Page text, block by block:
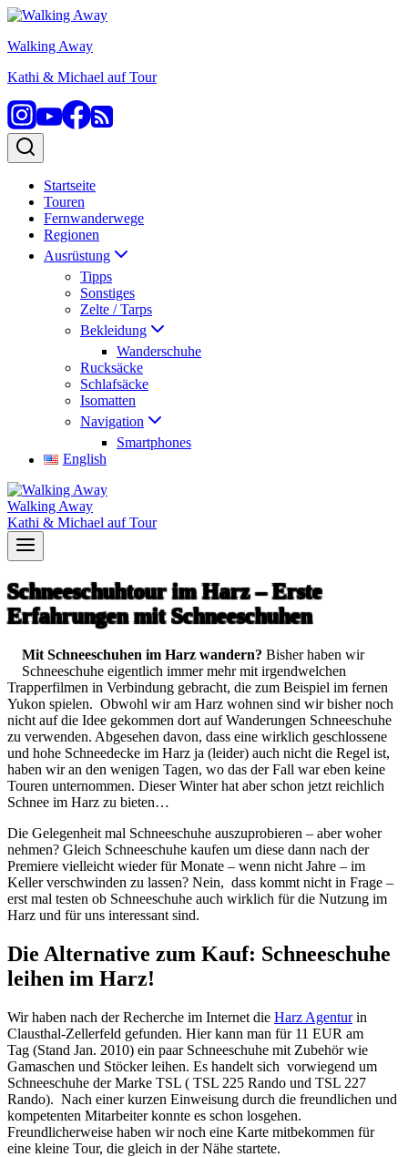
Zum
springen
Walking Away
Kathi & Michael auf Tour
Startseite
Touren
Fernwanderwege
Regionen
Ausrüstung
Tipps
Sonstiges
Zelte / Tarps
Bekleidung
Wanderschuhe
Rucksäcke
Schlafsäcke
Isomatten
Navigation
Smartphones
English
Walking Away
Kathi & Michael auf Tour
Schneeschuhtour im Harz – Erste
Erfahrungen mit Schneeschuhen
Mit Schneeschuhen im Harz wandern? Bisher haben wir
Schneeschuhe eigentlich immer mehr mit irgendwelchen
Trapperfilmen in Verbindung gebracht, die zum Beispiel im fernen
Yukon spielen. Obwohl wir am Harz wohnen sind wir bisher noch
nicht auf die Idee gekommen dort auf Wanderungen Schneeschuhe
zu verwenden. Abgesehen davon, dass eine wirklich geschlossene
und hohe Schneedecke im Harz ja (leider) auch nicht die Regel ist,
haben wir an den wenigen Tagen, wo das der Fall war eben keine
Touren unternommen. Dieser Winter hat aber schon jetzt reichlich
Schnee im Harz zu bieten…
Die Gelegenheit mal Schneeschuhe auszuprobieren – aber woher
nehmen? Gleich Schneeschuhe kaufen um diese dann nach der
Premiere vielleicht wieder für Monate – wenn nicht Jahre – im
Keller verschwinden zu lassen? Nein, dass kommt nicht in Frage –
erst mal testen ob Schneeschuhe auch wirklich für die Nutzung im
Harz und für uns interessant sind.
Die Alternative zum Kauf: Schneeschuhe
leihen im Harz!
Wir haben nach der Recherche im Internet die Harz Agenturin
Clausthal-Zellerfeld gefunden. Hier kann man für 11 EUR am
Tag (Stand Jan. 2010) ein paar Schneeschuhe mit Zubehör wie
Gamaschen und Stöcker leihen. Es handelt sich vorwiegend um
Schneeschuhe der Marke TSL ( TSL 225 Rando und TSL 227
Rando). Nach einer kurzen Einweisung durch die freundlichen und
kompetenten Mitarbeiter konnte es schon losgehen.
Freundlicherweise haben wir noch eine Karte mitbekommen für
eine kleine Tour, die gleich in der Nähe startete.